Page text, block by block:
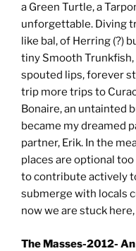
a Green Turtle, a
unforgettable. Diving
like bal, of Herring (?)
tiny Smooth
spouted lips, forever
trip more trips to
Bonaire, an untainted
became my dreamed
partner, Erik. In the
places are optional
to contribute actively
submerge with locals
now we are stuck
The Masses-2012-